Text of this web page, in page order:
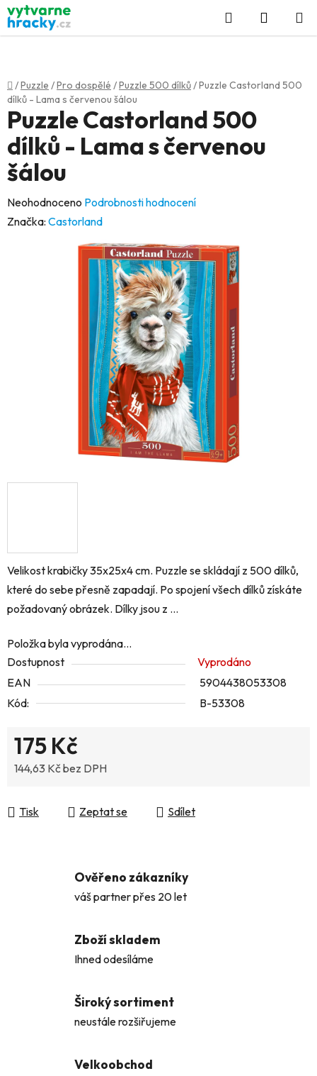
Přejít
na
obsah
Hledat
KOŠÍK
Domů
/Puzzle /Pro dospělé /Puzzle 500 dílků/Puzzle Castorland 500
dílků - Lama s červenou šálou
Velikost krabičky 35x25x4 cm. Puzzle se skládají z 500 dílků,
které do sebe přesně zapadají. Po spojení všech dílků získáte
požadovaný obrázek. Dílky jsou z ...
Položka byla vyprodána…
Dostupnost
Vyprodáno
EAN
5904438053308
Kód:
B-53308
175 Kč
144,63 Kč bez DPH
Tisk
Zeptat se Sdílet
Puzzle Castorland 500
dílků - Lama s červenou
šálou
Průměrné
hodnocení
Neohodnoceno Podrobnosti hodnocení
Značka: Castorland
Ověřeno zákazníky
váš partner přes 20 let
Zboží skladem
Ihned odesíláme
Široký sortiment
neustále rozšiřujeme
Velkoobchod